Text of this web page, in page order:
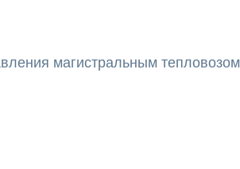
магистральным тепловозом